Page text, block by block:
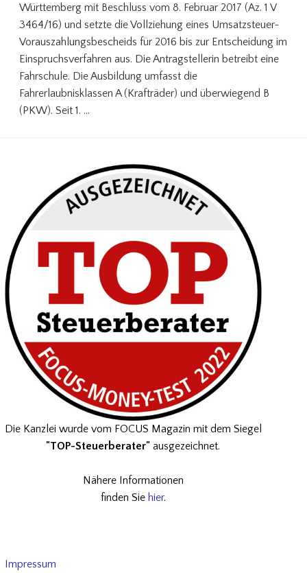
Württemberg mit Beschluss vom 8. Februar 2017 (Az. 1 V
3464/16) und setzte die Vollziehung eines Umsatzsteuer-
Vorauszahlungsbescheids für 2016 bis zur Entscheidung im
Einspruchsverfahren aus. Die Antragstellerin betreibt eine
Fahrschule. Die Ausbildung umfasst die
Fahrerlaubnisklassen A (Krafträder) und überwiegend B
(PKW). Seit 1. …
Die Kanzlei wurde vom FOCUS Magazin mit dem Siegel
"TOP-Steuerberater" ausgezeichnet.
Nähere Informationen
finden Sie hier.
Impressum